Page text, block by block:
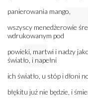
panierowania mango,
wszyscy menedżerowie
wdrukowanym pod
powieki, martwi i nadzy
światło, i napełni
ich światło, u stóp i dłoni
błękitu już nie będzie, i